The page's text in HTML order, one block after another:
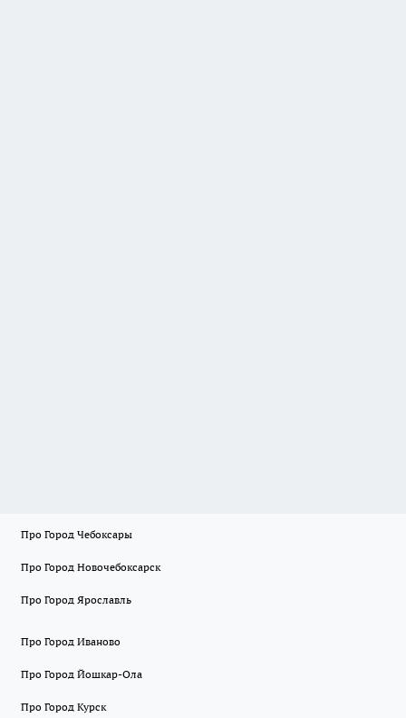
Про Город Чебоксары
Про Город Новочебоксарск
Про Город Ярославль
Про Город Иваново
Про Город Йошкар-Ола
Про Город Курск